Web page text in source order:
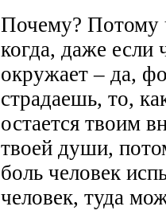
Почему? Потому
когда, даже если
окружает – да,
страдаешь, то,
остается твоим
твоей души,
боль человек
человек, туда